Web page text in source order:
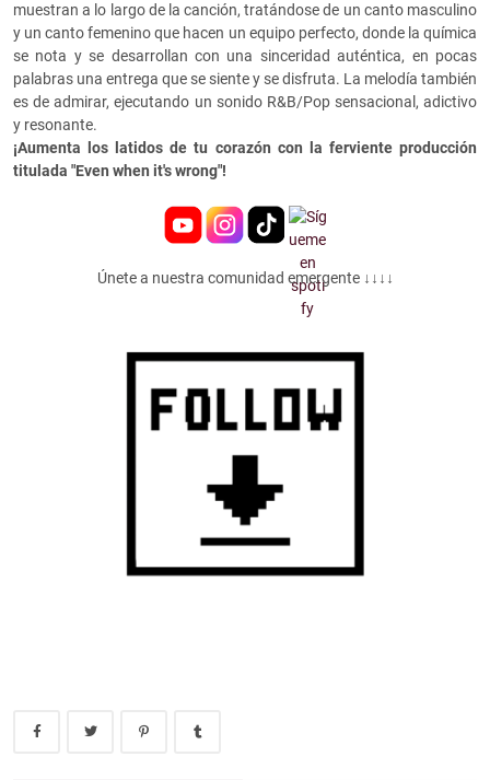
muestran a lo largo de la canción, tratándose de un canto masculino
y un canto femenino que hacen un equipo perfecto, donde la química
se nota y se desarrollan con una sinceridad auténtica, en pocas
palabras una entrega que se siente y se disfruta. La melodía también
es de admirar, ejecutando un sonido R&B/Pop sensacional, adictivo
y resonante.
¡Aumenta los latidos de tu corazón con la ferviente producción
titulada "Even when it's wrong"!
Únete a nuestra comunidad emergente ↓↓↓↓